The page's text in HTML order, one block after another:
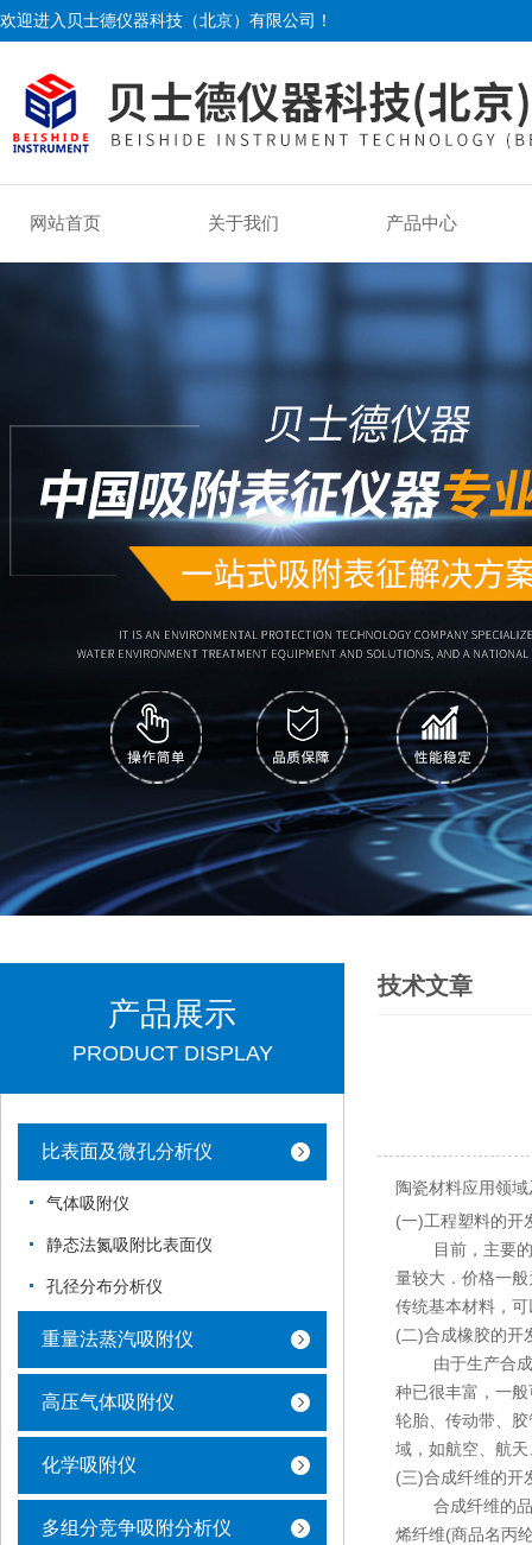
欢迎进入贝士德仪器科技（北京）有限公司！
网站首页 关于我们 产品中心
产品展示
PRODUCT DISPLAY
比表面及微孔分析仪
气体吸附仪
静态法氮吸附比表面仪
孔径分布分析仪
重量法蒸汽吸附仪
高压气体吸附仪
化学吸附仪
多组分竞争吸附分析仪
技术文章
陶瓷材料应用领
(一)工程塑料的开
目前，主要的工
量较大．价格一
传统基本材料，
(二)合成橡胶的开
由于生产合成橡
种已很丰富，一
轮胎、传动带、
域，如航空、
(三)合成纤维的开
合成纤维的品种
烯纤维(商品名丙